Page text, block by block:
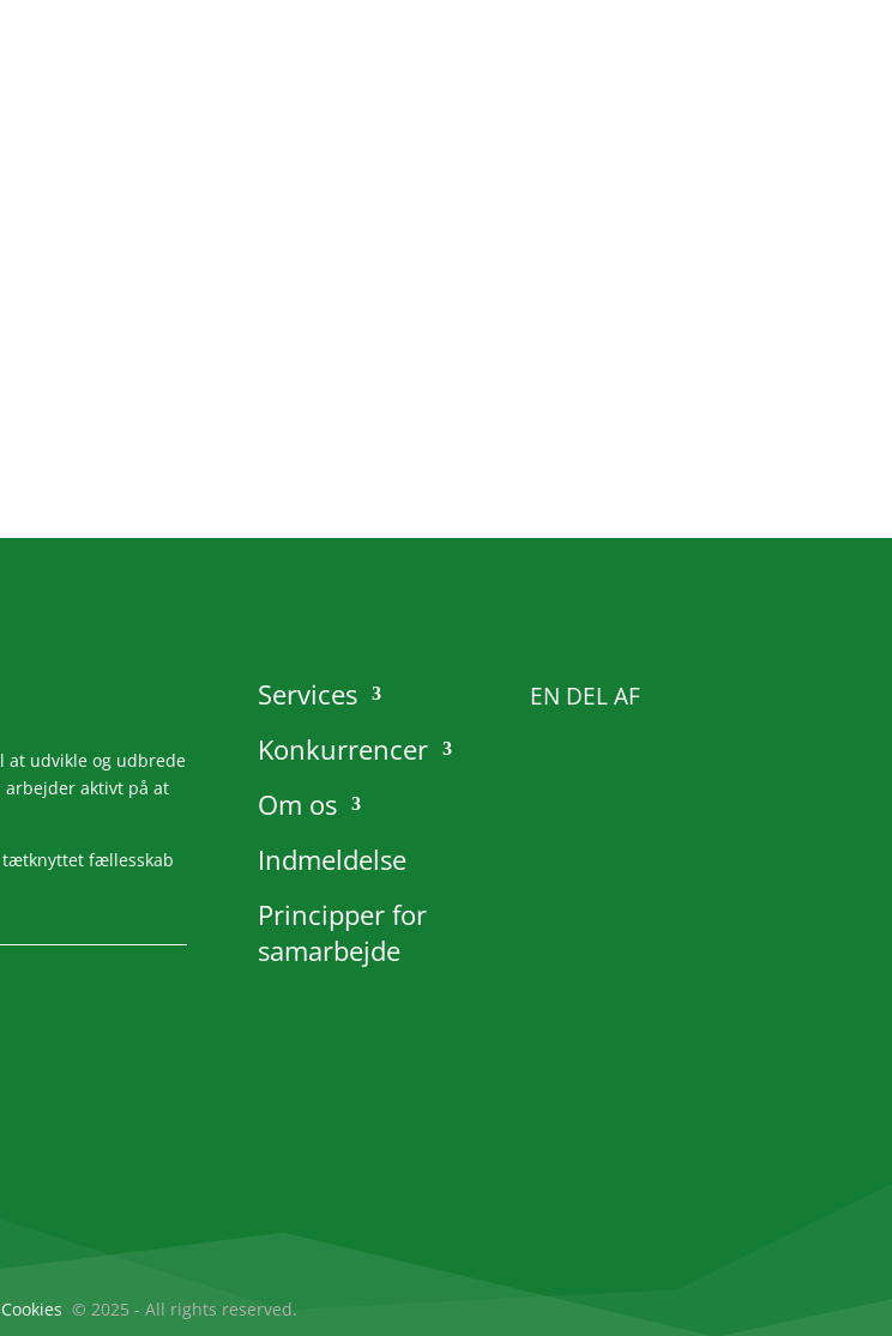
at udvikle og udbrede
arbejder aktivt på at
tætknyttet fællesskab
Services
Konkurrencer
Om os
Indmeldelse
Principper for
samarbejde
EN DEL AF
Cookies © 2025 - All rights reserved.